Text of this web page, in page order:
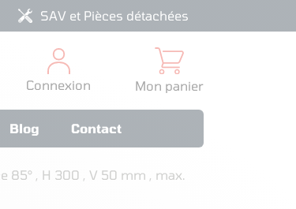
SAV et Pièces détachées
Connexion Mon panier
Blog Contact
, H 300 , V 50 mm , max.